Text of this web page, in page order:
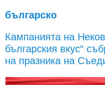
българско
Кампанията на
българския вкус“
на празника на